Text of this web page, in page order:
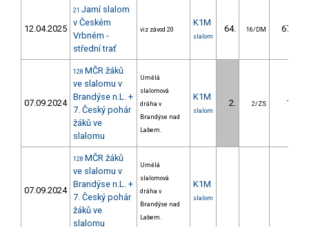
12.04.2025
21 Jarní slalom
v Českém
Vrbném -
střední trať
viz závod 20
K1M
slalom
64. 16/DM 67.38
07.09.2024
128 MČR žáků
ve slalomu v
Brandýse n.L. +
7. Český pohár
žáků ve
slalomu
Umělá
slalomová
dráha v
Brandýse nad
Labem.
K1M
slalom
2. 2/ZS 1.05
07.09.2024
128 MČR žáků
ve slalomu v
Brandýse n.L. +
7. Český pohár
žáků ve
slalomu
Umělá
slalomová
dráha v
Brandýse nad
Labem.
K1M
slalom